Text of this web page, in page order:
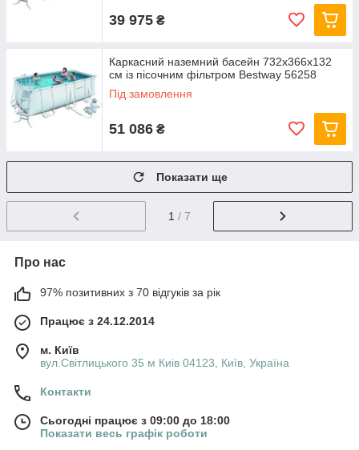
39 975 ₴
Каркасний наземний басейн 732x366х132
см із пісочним фільтром Bestway 56258
Під замовлення
51 086 ₴
Показати ще
1 / 7
Про нас
97% позитивних з 70 відгуків за рік
Працює з 24.12.2014
м. Київ
вул.Світлицького 35 м Киів 04123, Київ, Україна
Контакти
Сьогодні працює з 09:00 до 18:00
Показати весь графік роботи